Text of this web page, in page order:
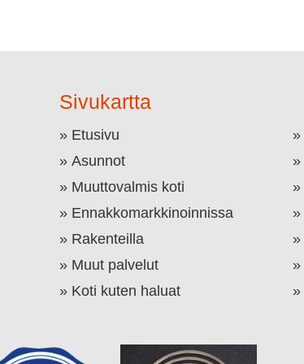
Sivukartta
Etusivu
Asunnot
Muuttovalmis koti
Ennakkomarkkinoinnissa
Rakenteilla
Muut palvelut
Koti kuten haluat